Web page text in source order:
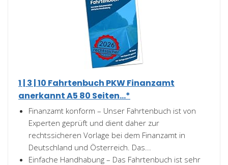
1 | 3 | 10 Fahrtenbuch PKW Finanzamt
anerkannt A5 80 Seiten...*
Finanzamt konform – Unser Fahrtenbuch ist von
Experten geprüft und dient daher zur
rechtssicheren Vorlage bei dem Finanzamt in
Deutschland und Österreich. Das...
Einfache Handhabung – Das Fahrtenbuch ist sehr